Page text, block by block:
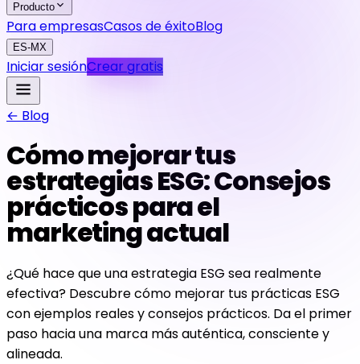
Producto
Para empresasCasos de éxitoBlog
ES-MX
Iniciar sesiónCrear gratis
← Blog
Cómo mejorar tus
estrategias ESG: Consejos
prácticos para el
marketing actual
¿Qué hace que una estrategia ESG sea realmente
efectiva? Descubre cómo mejorar tus prácticas ESG
con ejemplos reales y consejos prácticos. Da el primer
paso hacia una marca más auténtica, consciente y
alineada.